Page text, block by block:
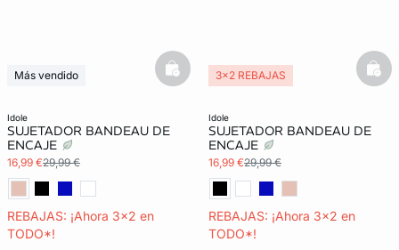
idole
SUJETADOR BANDEAU DE
ENCAJE
16,99 €29,99 €
REBAJAS: ¡Ahora 3x2 en
TODO*!
Más vendido
basketfull
idole
SUJETADOR BANDEAU DE
ENCAJE
16,99 €29,99 €
REBAJAS: ¡Ahora 3x2 en
TODO*!
3x2 REBAJAS